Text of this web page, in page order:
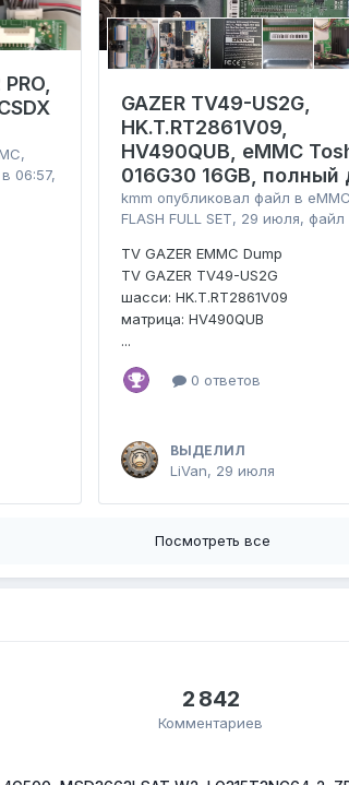
06:57,
GAZER TV49-US2G,
HK.T.RT2861V09,
HV490QUB, eMMC
016G30 16GB, полный
kmm опубликовал файл в
FLASH FULL SET, 29 июля, файл
TV GAZER EMMC Dump
TV GAZER TV49-US2G
шасси: HK.T.RT2861V09
матрица: HV490QUB
...
0 ответов
ВЫДЕЛИЛ
LiVan, 29 июля
Посмотреть все
2 842
Комментариев